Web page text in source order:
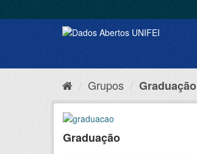
Grupos Graduação
Graduação